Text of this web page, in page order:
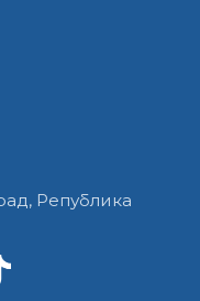
Република